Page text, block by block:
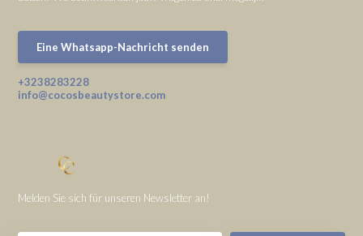
Eine Whatsapp-Nachricht senden
+3238283228
info@cocosbeautystore.com
Melden Sie sich für unseren Newsletter an!